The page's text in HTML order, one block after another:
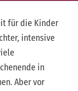
für die Kinder
intensive
in
Aber vor